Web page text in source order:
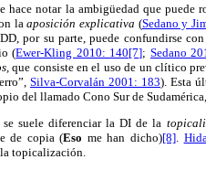
hace notar la ambigüedad que
laaposición explicativa (Sedano y
por su parte, puede confundirse
(Ewer-Kling 2010: 140[7]; Sedano
que consiste en el uso de un clítico
Silva-Corvalán 2001: 183). Esta
del llamado Cono Sur de
suele diferenciar la DI de la
de copia (Eso me han dicho)[8].
topicalización.